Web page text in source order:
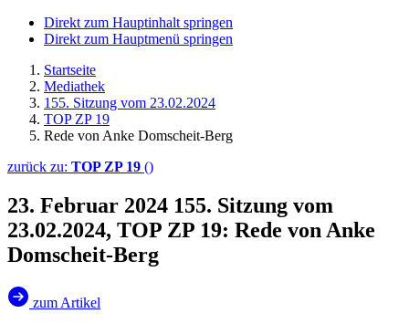
Direkt zum Hauptinhalt springen
Direkt zum Hauptmenü springen
Startseite
Mediathek
155. Sitzung vom 23.02.2024
TOP ZP 19
Rede von Anke Domscheit-Berg
zurück zu: TOP ZP 19 ()
23. Februar 2024 155. Sitzung vom
23.02.2024, TOP ZP 19: Rede von Anke
Domscheit-Berg
zum Artikel